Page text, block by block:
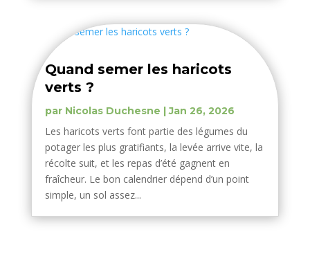
Quand semer les haricots
verts ?
par Nicolas Duchesne |Jan 26, 2026
Les haricots verts font partie des légumes du
potager les plus gratifiants, la levée arrive vite, la
récolte suit, et les repas d’été gagnent en
fraîcheur. Le bon calendrier dépend d’un point
simple, un sol assez...